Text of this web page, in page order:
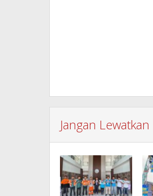
Jangan Lewatkan